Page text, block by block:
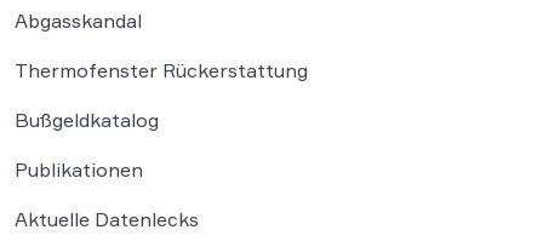
Abgasskandal
Thermofenster Rückerstattung
Bußgeldkatalog
Publikationen
Aktuelle Datenlecks